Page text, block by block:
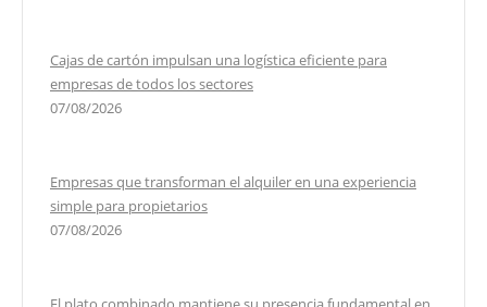
Cajas de cartón impulsan una logística eficiente para
empresas de todos los sectores
07/08/2026
Empresas que transforman el alquiler en una experiencia
simple para propietarios
07/08/2026